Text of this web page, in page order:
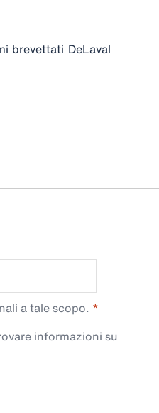
brevettati DeLaval
a tale scopo.
informazioni su